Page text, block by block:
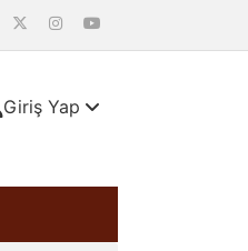
Giriş Yap